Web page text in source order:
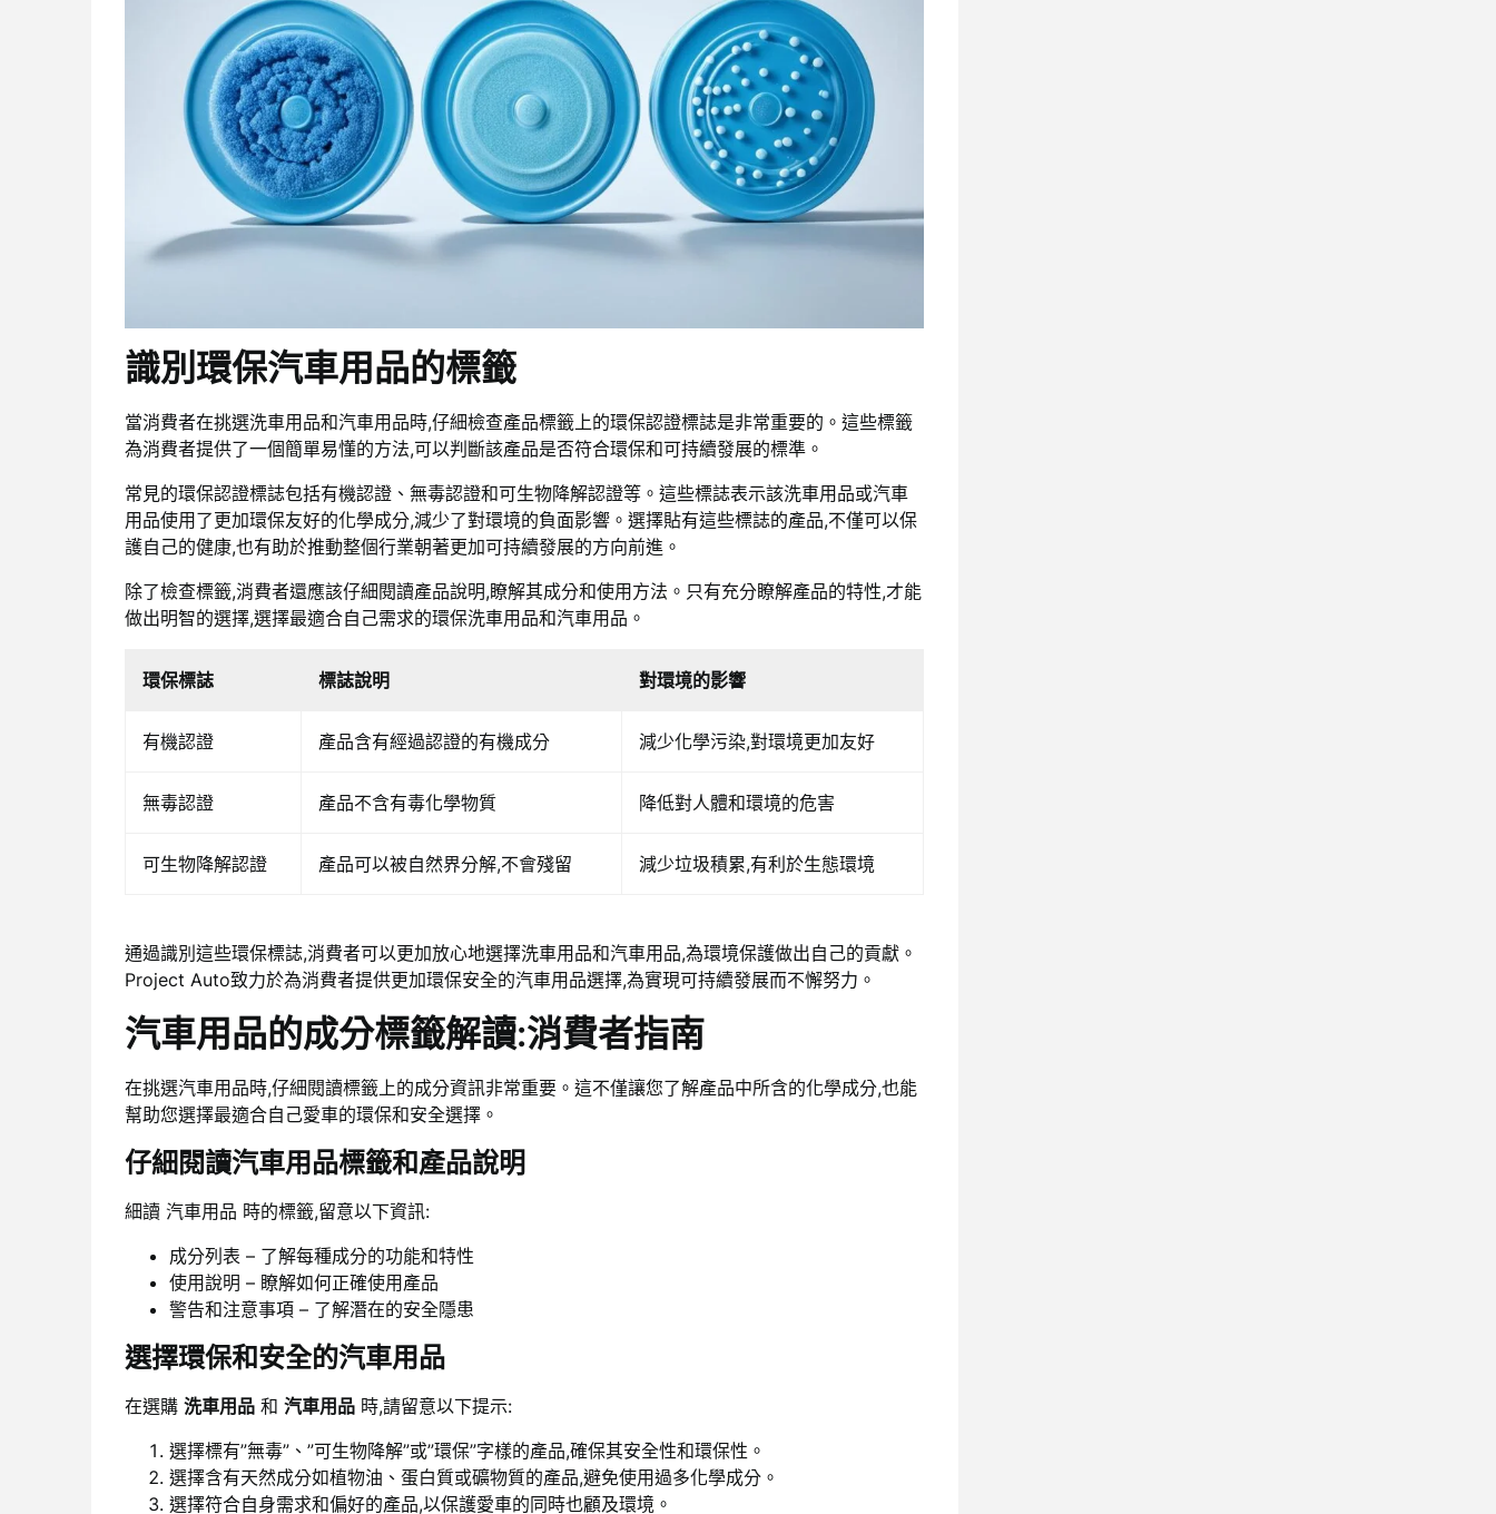
識別環保汽車用品的標籤
當消費者在挑選洗車用品和汽車用品時,仔細檢查產品標籤上的環保認證標誌是非常重要的。這些標籤
為消費者提供了一個簡單易懂的方法,可以判斷該產品是否符合環保和可持續發展的標準。
常見的環保認證標誌包括有機認證、無毒認證和可生物降解認證等。這些標誌表示該洗車用品或汽車
用品使用了更加環保友好的化學成分,減少了對環境的負面影響。選擇貼有這些標誌的產品,不僅可以保
護自己的健康,也有助於推動整個行業朝著更加可持續發展的方向前進。
除了檢查標籤,消費者還應該仔細閱讀產品說明,瞭解其成分和使用方法。只有充分瞭解產品的特性,才能
做出明智的選擇,選擇最適合自己需求的環保洗車用品和汽車用品 。
環保標誌 標誌說明 對環境的影響
有機認證 產品含有經過認證的有機成分 減少化學污染,對環境更加友好
無毒認證 產品不含有毒化學物質 降低對人體和環境的危害
可生物降解認證 產品可以被自然界分解,不會殘留 減少垃圾積累,有利於生態環境
通過識別這些環保標誌,消費者可以更加放心地選擇洗車用品和汽車用品,為環境保護做出自己的貢獻。
Project Auto致力於為消費者提供更加環保安全的汽車用品選擇,為實現可持續發展而不懈努力。
汽車用品的成分標籤解讀:消費者指南
在挑選汽車用品時,仔細閱讀標籤上的成分資訊非常重要。這不僅讓您了解產品中所含的化學成分,也能
幫助您選擇最適合自己愛車的環保和安全選擇。
仔細閱讀汽車用品標籤和產品說明
細讀 汽車用品 時的標籤,留意以下資訊:
成分列表 – 了解每種成分的功能和特性
使用說明 – 瞭解如何正確使用產品
警告和注意事項 – 了解潛在的安全隱患
選擇環保和安全的汽車用品
在選購 洗車用品 和 汽車用品 時,請留意以下提示:
選擇標有”無毒”、”可生物降解”或”環保”字樣的產品,確保其安全性和環保性。
選擇含有天然成分如植物油、蛋白質或礦物質的產品,避免使用過多化學成分。
選擇符合自身需求和偏好的產品,以保護愛車的同時也顧及環境。